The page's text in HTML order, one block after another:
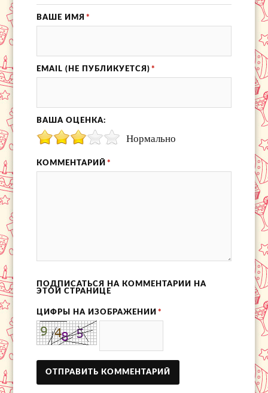
ВАШЕ ИМЯ *
EMAIL (НЕ ПУБЛИКУЕТСЯ) *
ВАША ОЦЕНКА:
Нормально
КОММЕНТАРИЙ *
ПОДПИСАТЬСЯ НА КОММЕНТАРИИ НА
ЭТОЙ СТРАНИЦЕ
ЦИФРЫ НА ИЗОБРАЖЕНИИ *